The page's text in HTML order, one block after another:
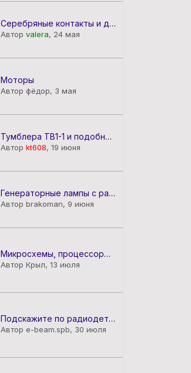
Серебряные контакты и другие девайсы содержащие серебро.
Автор valera, 24 мая
Моторы
Автор фёдор, 3 мая
Тумблера ТВ1-1 и подобные
Автор kt608, 19 июня
Генераторные лампы с радиатором охлаждения
Автор brakoman, 9 июня
Микросхемы, процессоры и микросборки
Автор Крыл, 13 июля
Подскажите по радиодеталям
Автор e-beam.spb, 30 июля